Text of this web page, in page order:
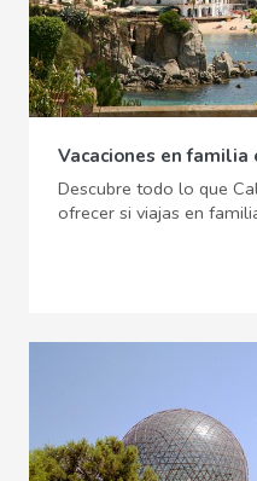
Vacaciones en
Descubre todo lo que
ofrecer si viajas en